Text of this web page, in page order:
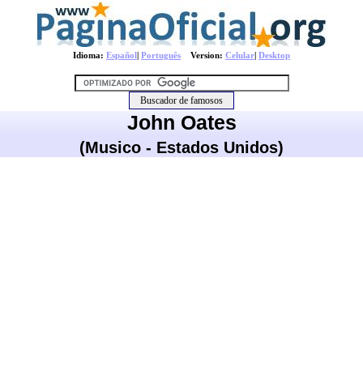
Idioma: Español| Português Version: Celular| Desktop
John Oates
(Musico - Estados Unidos)